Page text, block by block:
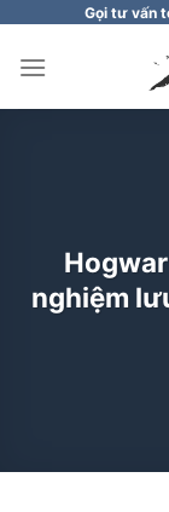
nội
dung
Gọi tư vấn
nghiệm